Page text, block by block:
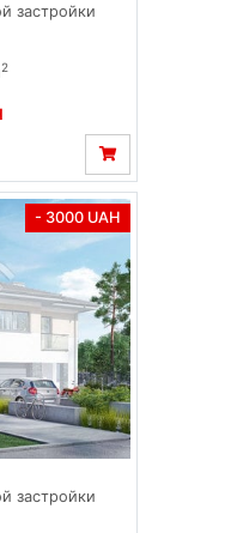
застройки
2
- 3000 UAH
застройки